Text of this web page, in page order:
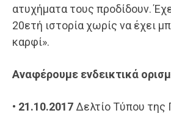
ατυχήματα τους προδίδουν.
20ετή ιστορία χωρίς να έχει
καρφί».
Αναφέρουμε ενδεικτικά
• 21.10.2017 Δελτίο Τύπου της